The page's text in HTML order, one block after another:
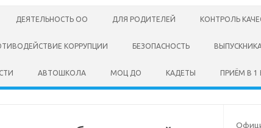
ДЕЯТЕЛЬНОСТЬ ОО ДЛЯ РОДИТЕЛЕЙ КОНТРОЛЬ
КОРРУПЦИИ БЕЗОПАСНОСТЬ
АВТОШКОЛА МОЦ ДО КАДЕТЫ ПРИЁМ В 1